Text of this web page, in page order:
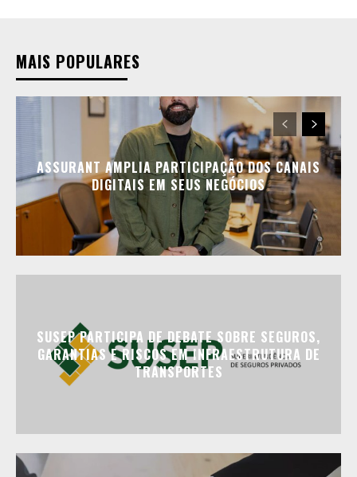
MAIS POPULARES
ASSURANT AMPLIA PARTICIPAÇÃO DOS CANAIS
DIGITAIS EM SEUS NEGÓCIOS
SUSEP PARTICIPA DE DEBATE SOBRE SEGUROS,
GARANTIAS E RISCOS EM INFRAESTRUTURA DE
TRANSPORTES